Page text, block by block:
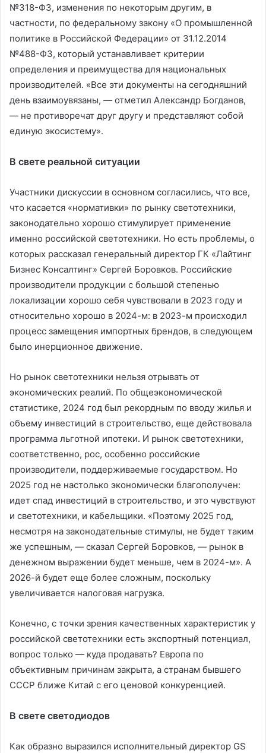
№318-ФЗ, изменения по некоторым другим, в
частности, по федеральному закону «О промышленной
политике в Российской Федерации» от 31.12.2014
№488-ФЗ, который устанавливает критерии
определения и преимущества для национальных
производителей. «Все эти документы на сегодняшний
день взаимоувязаны, — отметил Александр Богданов,
— не противоречат друг другу и представляют собой
единую экосистему».
В свете реальной ситуации
Участники дискуссии в основном согласились, что все,
что касается «нормативки» по рынку светотехники,
законодательно хорошо стимулирует применение
именно российской светотехники. Но есть проблемы, о
которых рассказал генеральный директор ГК «Лайтинг
Бизнес Консалтинг» Сергей Боровков. Российские
производители продукции с большой степенью
локализации хорошо себя чувствовали в 2023 году и
относительно хорошо в 2024-м: в 2023-м происходил
процесс замещения импортных брендов, в следующем
было инерционное движение.
Но рынок светотехники нельзя отрывать от
экономических реалий. По общеэкономической
статистике, 2024 год был рекордным по вводу жилья и
объему инвестиций в строительство, еще действовала
программа льготной ипотеки. И рынок светотехники,
соответственно, рос, особенно российские
производители, поддерживаемые государством. Но
2025 год не настолько экономически благополучен:
идет спад инвестиций в строительство, и это чувствуют
и светотехники, и кабельщики. «Поэтому 2025 год,
несмотря на законодательные стимулы, не будет таким
же успешным, — сказал Сергей Боровков, — рынок в
денежном выражении будет меньше, чем в 2024-м». А
2026-й будет еще более сложным, поскольку
увеличивается налоговая нагрузка.
Конечно, с точки зрения качественных характеристик у
российской светотехники есть экспортный потенциал,
вопрос только — куда продавать? Европа по
объективным причинам закрыта, а странам бывшего
СССР ближе Китай с его ценовой конкуренцией.
В свете светодиодов
Как образно выразился исполнительный директор GS